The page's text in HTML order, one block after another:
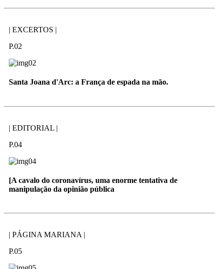
| EXCERTOS |
P.02
Santa Joana d'Arc: a França de espada na mão.
| EDITORIAL |
P.04
[A cavalo do coronavírus, uma enorme tentativa de
manipulação da opinião pública
| PÁGINA MARIANA |
P.05